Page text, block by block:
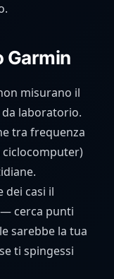
Garmin
misurano il
da laboratorio.
tra frequenza
ciclocomputer)
casi il
— cerca punti
sarebbe la tua
ti spingessi